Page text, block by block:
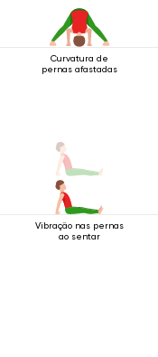
Curvatura de
pernas afastadas
Vibração nas pernas
ao sentar